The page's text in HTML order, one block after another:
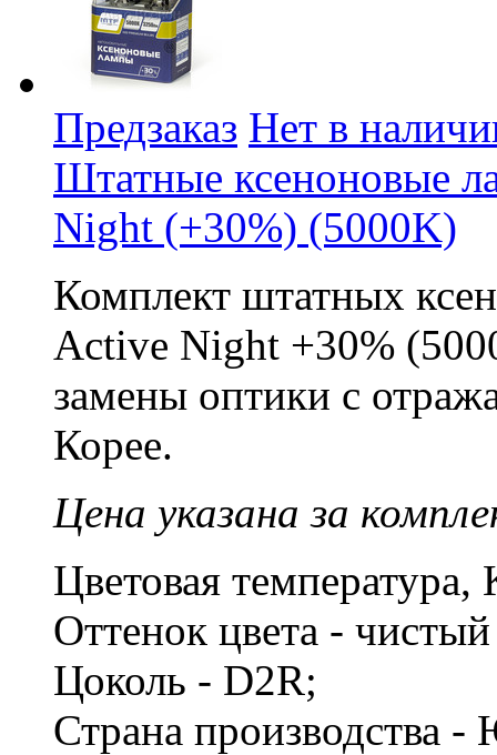
Предзаказ Нет в
Штатные ксеноновые
Night (+30%) (5000K)
Комплект штатных
Active Night +30%
замены оптики с
Корее.
Цена указана за
Цветовая
Оттенок цвета -
Цоколь - D2R;
Страна производства